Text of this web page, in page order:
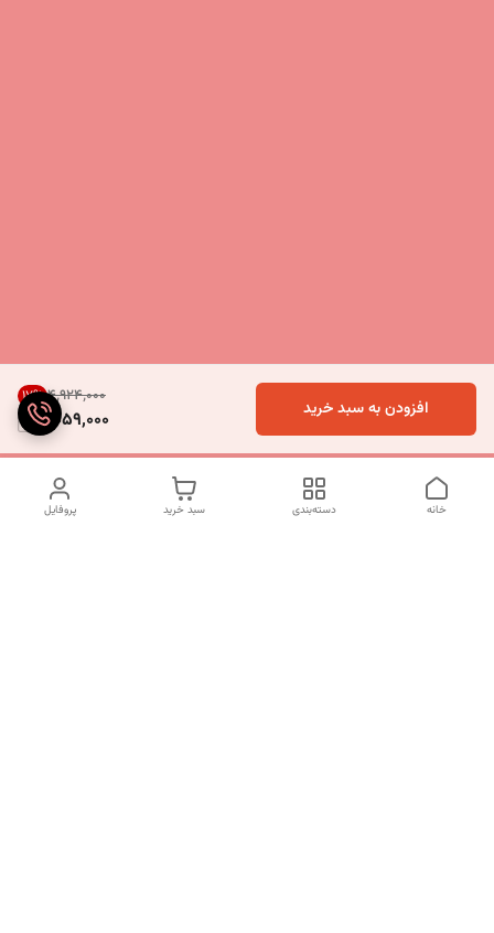
۴٬۹۲۴٬۰۰۰ 17%
4,059,000 افزودن به سبد خرید
پروفایل سبد خرید دسته‌بندی خانه